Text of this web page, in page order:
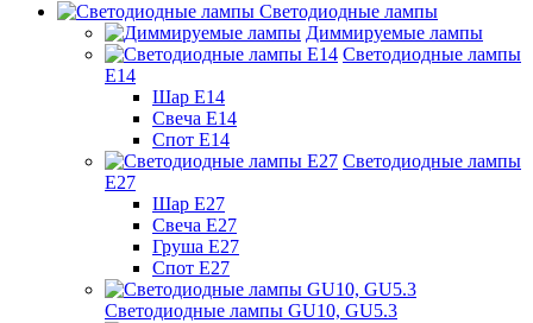
Светодиодные лампы
Диммируемые лампы
Светодиодные лампы
Е14
Шар Е14
Свеча Е14
Спот Е14
Светодиодные лампы
Е27
Шар Е27
Свеча Е27
Груша Е27
Спот Е27
Светодиодные лампы GU10, GU5.3